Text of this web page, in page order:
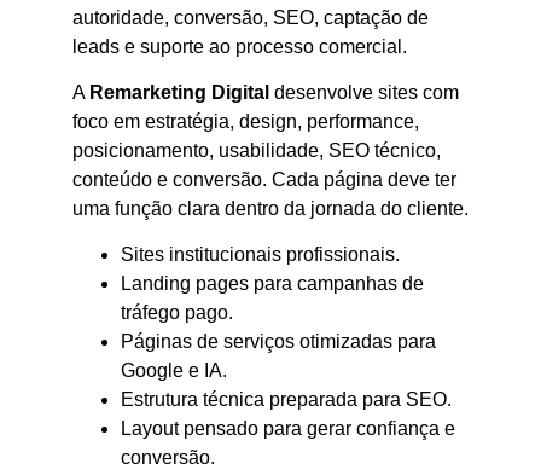
autoridade, conversão, SEO, captação de
leads e suporte ao processo comercial.
A Remarketing Digital desenvolve sites com
foco em estratégia, design, performance,
posicionamento, usabilidade, SEO técnico,
conteúdo e conversão. Cada página deve ter
uma função clara dentro da jornada do cliente.
Sites institucionais profissionais.
Landing pages para campanhas de
tráfego pago.
Páginas de serviços otimizadas para
Google e IA.
Estrutura técnica preparada para SEO.
Layout pensado para gerar confiança e
conversão.